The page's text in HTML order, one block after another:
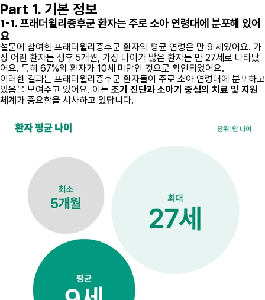
Part 1. 기본 정보
1-1. 프래더윌리증후군 환자는 주로 소아 연령대에 분포해 있어
요
설문에 참여한 프래더윌리증후군 환자의 평균 연령은 만 9 세였어요. 가
장 어린 환자는 생후 5개월, 가장 나이가 많은 환자는 만 27세로 나타났
어요. 특히 67%의 환자가 10세 미만인 것으로 확인되었어요.
이러한 결과는 프래더윌리증후군 환자들이 주로 소아 연령대에 분포하고
있음을 보여주고 있어요. 이는 조기 진단과 소아기 중심의 치료 및 지원
체계 가 중요함을 시사하고 있답니다.